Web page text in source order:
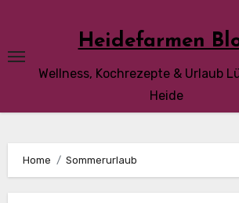
content
Heidefarmen
Wellness, Kochrezepte & Urlaub
Heide
Home Sommerurlaub